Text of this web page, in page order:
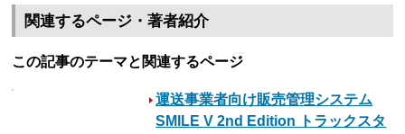
関連するページ・著者紹介
この記事のテーマと関連するページ
運送事業者向け販売管理システム
SMILE V 2nd Edition トラックスタ